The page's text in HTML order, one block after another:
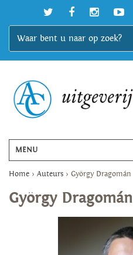
MENU
Home > Auteurs > György Dragomán
György Dragomán